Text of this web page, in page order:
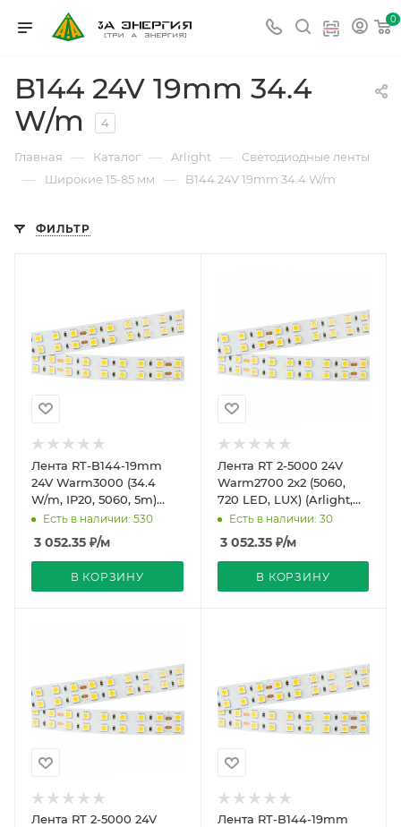
0
B144 24V 19mm 34.4
W/m
4
Главная — Каталог — Arlight — Светодиодные ленты
— Широкие 15-85 мм — B144 24V 19mm 34.4 W/m
ФИЛЬТР
Лента RT-B144-19mm
24V Warm3000 (34.4
W/m, IP20, 5060, 5m)
(Arlight, 34.4 Вт/м, IP20)
Есть в наличии: 530
3 052.35 ₽/м
В КОРЗИНУ
Лента RT 2-5000 24V
Warm2700 2x2 (5060,
720 LED, LUX) (Arlight,
34.4 Вт/м, IP20)
Есть в наличии: 30
3 052.35₽/м
В КОРЗИНУ
Лента RT 2-5000 24V
Лента RT-B144-19mm